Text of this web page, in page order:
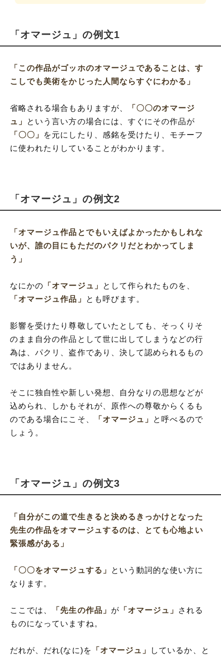
「オマージュ」の例文1
「この作品がゴッホのオマージュであることは、す
こしでも美術をかじった人間ならすぐにわかる」
省略される場合もありますが、
「〇〇のオマージ
ュ」
という言い方の場合には、すぐにその作品が
「〇〇」
を元にしたり、感銘を受けたり、モチーフ
に使われたりしていることがわかります。
「オマージュ」の例文2
「オマージュ作品とでもいえばよかったかもしれな
いが、誰の目にもただのパクリだとわかってしま
う」
なにかの 「オマージュ」
として作られたものを、
「オマージュ作品」
とも呼びます。
影響を受けたり尊敬していたとしても、そっくりそ
のまま自分の作品として世に出してしまうなどの行
為は、パクリ、盗作であり、決して認められるもの
ではありません。
そこに独自性や新しい発想、自分なりの思想などが
込められ、しかもそれが、原作への尊敬からくるも
のである場合にこそ、
「オマージュ」
と呼べるので
しょう。
「オマージュ」の例文3
「自分がこの道で生きると決めるきっかけとなった
先生の作品をオマージュするのは、とても心地よい
緊張感がある」
「〇〇をオマージュする」
という動詞的な使い方に
なります。
ここでは、 「先生の作品」 が 「オマージュ」 される
ものになっていますね。
だれが、だれ(なに)を 「オマージュ」
しているか、と